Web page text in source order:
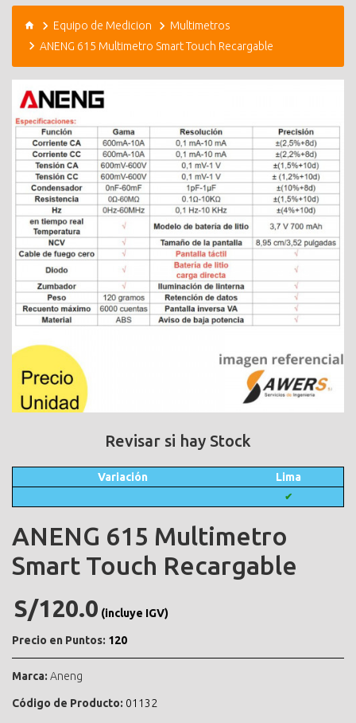
Equipo de Medicion
Multimetros
ANENG 615 Multimetro Smart Touch Recargable
Revisar si hay Stock
Variación Lima
✔
ANENG 615 Multimetro
Smart Touch Recargable
S/120.0 (incluye IGV)
Precio en Puntos: 120
Marca: Aneng
Código de Producto: 01132